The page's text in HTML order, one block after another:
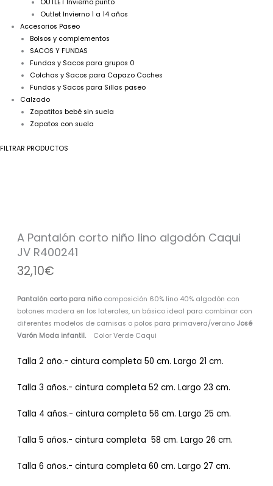
OUTLET Invierno punto
Outlet Invierno 1 a 14 años
Accesorios Paseo
Bolsos y complementos
SACOS Y FUNDAS
Fundas y Sacos para grupos 0
Colchas y Sacos para Capazo Coches
Fundas y Sacos para Sillas paseo
Calzado
Zapatitos bebé sin suela
Zapatos con suela
FILTRAR PRODUCTOS
A Pantalón corto niño lino algodón Caqui
JV R400241
32,10€
Pantalón corto para niñocomposición 60% lino 40% algodón con
botones madera en los laterales, un básico ideal para combinar con
diferentes modelos de camisas o polos para primavera/verano José
Varón Moda infantil.
Color Verde Caqui
Talla 2 año.- cintura completa 50 cm. Largo 21 cm.
Talla 3 años.- cintura completa 52 cm. Largo 23 cm.
Talla 4 años.- cintura completa 56 cm. Largo 25 cm.
Talla 5 años.- cintura completa 58 cm. Largo 26 cm.
Talla 6 años.- cintura completa 60 cm. Largo 27 cm.
Caqui
R400241
cantidad